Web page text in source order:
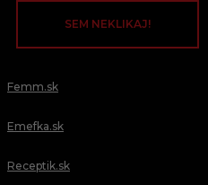
SEM NEKLIKAJ!
Femm.sk
Emefka.sk
Receptik.sk